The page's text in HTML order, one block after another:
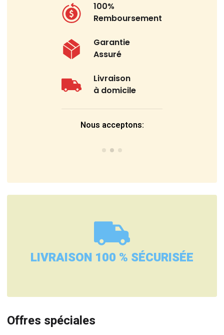
100%
Remboursement
Garantie
Assuré
Livraison
à domicile
Nous acceptons:
LIVRAISON 100 % SÉCURISÉE
Offres spéciales